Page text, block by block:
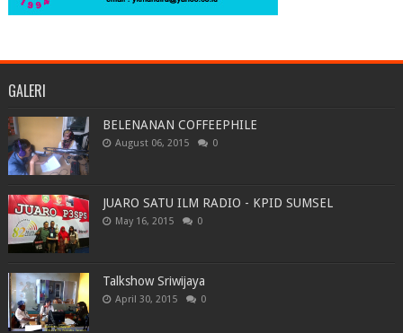
GALERI
BELENANAN COFFEEPHILE
August 06, 2015 0
JUARO SATU ILM RADIO - KPID SUMSEL
May 16, 2015 0
Talkshow Sriwijaya
April 30, 2015 0